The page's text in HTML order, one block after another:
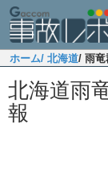
ホーム/ 北海道/ 雨竜
北海道雨
報